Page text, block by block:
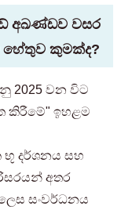
අඛණ්ඩව වසර
හේතුව කුමක්ද?
2025 වන විට
කිරීමේ" ඉහළම
භූ දර්ශනය සහ
අතර
සංවර්ධනය